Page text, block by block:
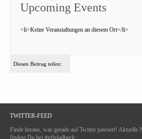
Upcoming Events
<li>Keine Veranstaltungen an diesem Ort</li>
Diesen Beitrag teilen:
TWITTER-FEED
Finde heraus, was gerade auf Twitter passiert! Aktuelle
findest Du bei #vflgladbeck: